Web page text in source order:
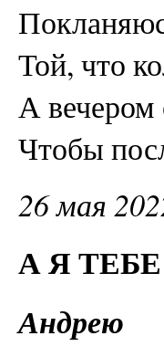
Той, что
А
Чтобы
26 мая
А Я
Андрею